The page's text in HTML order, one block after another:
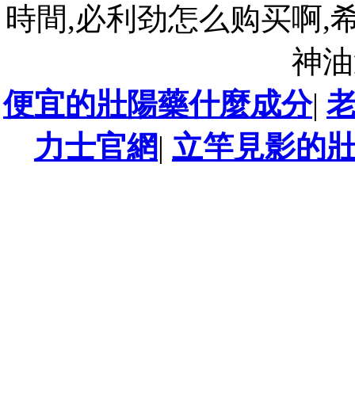
時間,必利劲怎么购买啊,
神
便宜的壯陽藥什麼成分|
力士官網| 立竿見影的